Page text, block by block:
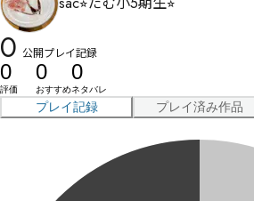
0 公開プレイ記録
0
評価
0
おすすめ
0
ネタバレ
プレイ記録 プレイ済み作品